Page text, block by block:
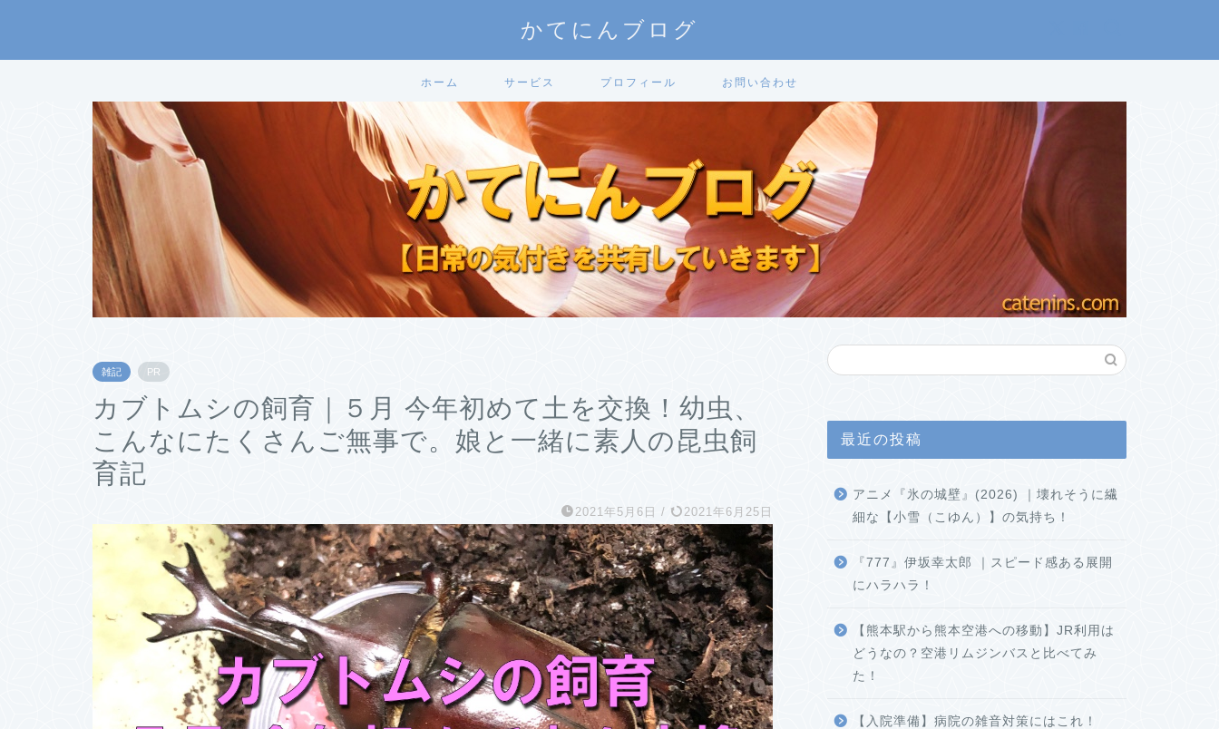
かてにんブログ
ホーム サービス プロフィール お問い合わせ
雑記 PR
カブトムシの飼育｜５月 今年初めて土を交換！幼虫、
こんなにたくさんご無事で。娘と一緒に素人の昆虫飼
育記
2021年5月6日 / 2021年6月25日
最近の投稿
アニメ『氷の城壁』(2026) ｜壊れそうに繊
細な【小雪（こゆん）】の気持ち！
『777』伊坂幸太郎 ｜スピード感ある展開
にハラハラ！
【熊本駅から熊本空港への移動】JR利用は
どうなの？空港リムジンバスと比べてみ
た！
【入院準備】病院の雑音対策にはこれ！